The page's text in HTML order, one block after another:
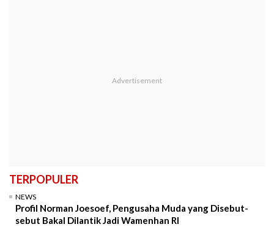
TERPOPULER
NEWS
Profil Norman Joesoef, Pengusaha Muda yang Disebut-
sebut Bakal Dilantik Jadi Wamenhan RI